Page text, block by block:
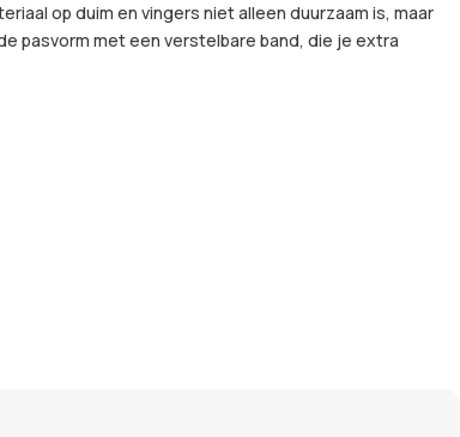
op duim en vingers niet alleen duurzaam is, maar
pasvorm met een verstelbare band, die je extra